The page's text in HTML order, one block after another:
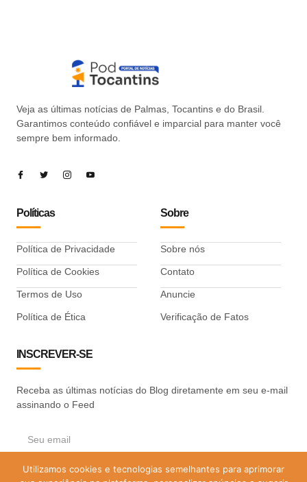
Veja as últimas notícias de Palmas, Tocantins e do Brasil.
Garantimos conteúdo confiável e imparcial para manter você
sempre bem informado.
Políticas
Política de Privacidade
Política de Cookies
Termos de Uso
Política de Ética
Sobre
Sobre nós
Contato
Anuncie
Verificação de Fatos
INSCREVER-SE
Receba as últimas notícias do Blog diretamente em seu e-mail
assinando o Feed
ASSINAR
Utilizamos cookies e tecnologias semelhantes para aprimorar